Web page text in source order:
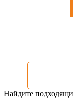
Найдите